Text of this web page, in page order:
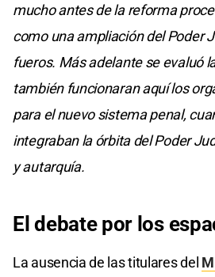
mucho antes de la reforma
como una ampliación del Poder
fueros. Más adelante se evaluó
también funcionaran aquí los
para el nuevo sistema penal,
integraban la órbita del Poder
y autarquía.
El debate por los
La ausencia de las titulares del